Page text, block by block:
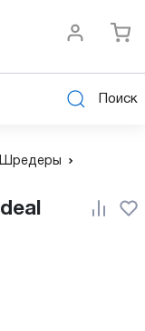
Поиск
Шредеры